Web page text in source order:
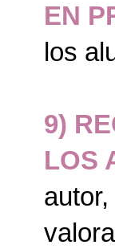
EN
los
9)
LOS